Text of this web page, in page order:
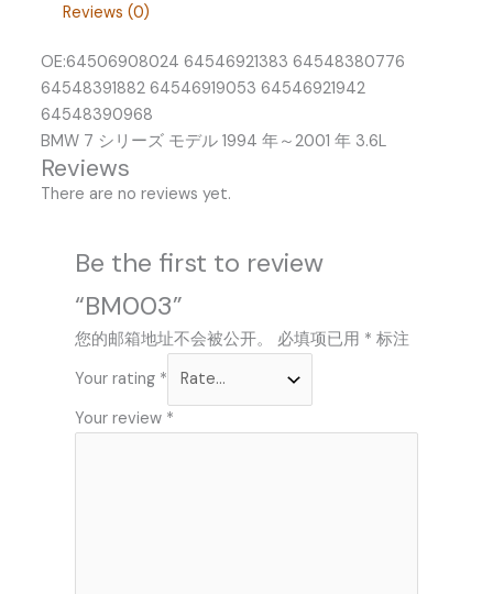
Reviews (0)
OE:64506908024 64546921383 64548380776
64548391882 64546919053 64546921942
64548390968
BMW 7 シリーズ モデル 1994 年～2001 年 3.6L
Reviews
There are no reviews yet.
Be the first to review
“BM003”
您的邮箱地址不会被公开。 必填项已用 * 标注
Your rating *
Your review *